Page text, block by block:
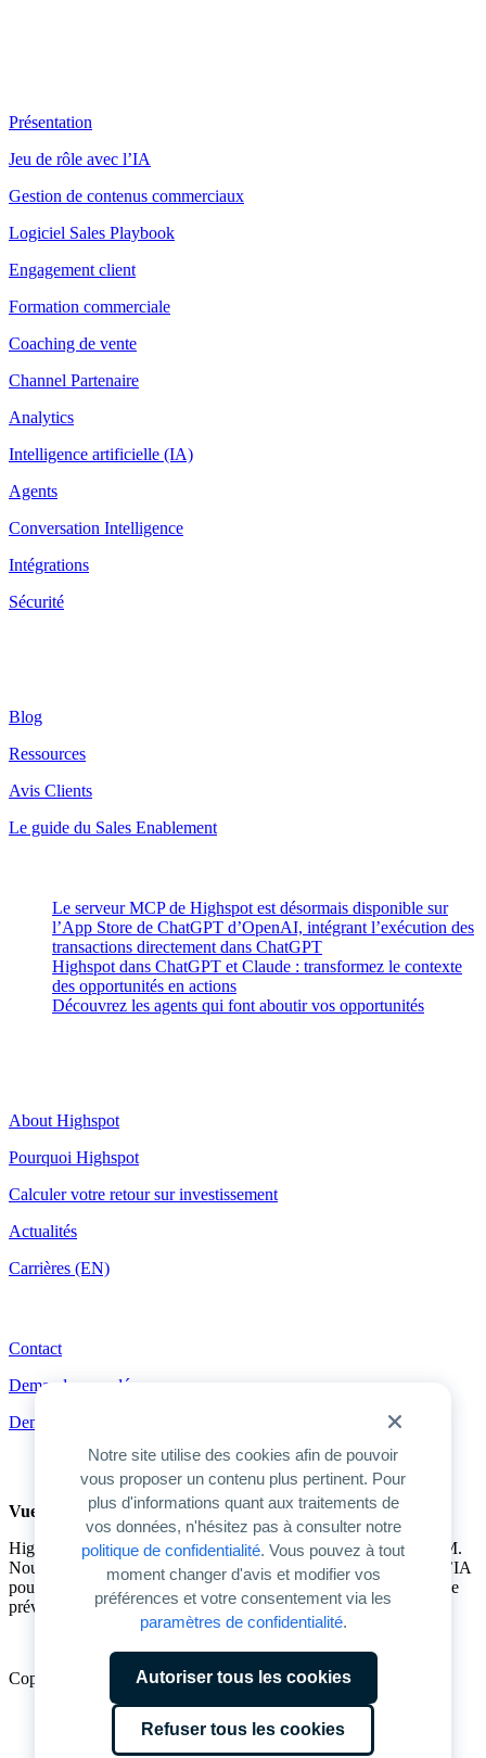
Notre site utilise des cookies afin de pouvoir
vous proposer un contenu plus pertinent. Pour
plus d'informations quant aux traitements de
vos données, n'hésitez pas à consulter notre
politique de confidentialité. Vous pouvez à tout
moment changer d'avis et modifier vos
préférences et votre consentement via les
paramètres de confidentialité.
Autoriser tous les cookies
Refuser tous les cookies
Présentation
Jeu de rôle avec l’IA
Gestion de contenus commerciaux
Logiciel Sales Playbook
Engagement client
Formation commerciale
Coaching de vente
Channel Partenaire
Analytics
Intelligence artificielle (IA)
Agents
Conversation Intelligence
Intégrations
Sécurité
Blog
Ressources
Avis Clients
Le guide du Sales Enablement
Le serveur MCP de Highspot est désormais disponible sur
l’App Store de ChatGPT d’OpenAI, intégrant l’exécution des
transactions directement dans ChatGPT
Highspot dans ChatGPT et Claude : transformez le contexte
des opportunités en actions
Découvrez les agents qui font aboutir vos opportunités
About Highspot
Pourquoi Highspot
Calculer votre retour sur investissement
Actualités
Carrières (EN)
Contact
Demander une démo
Demander les tarifs
Vue d’ensemble du produit
Highspot est la seule plateforme unifiée pour l’activation de GTM.
Nous permettons aux entreprises d’exploiter tout le potentiel de l’IA
pour améliorer la productivité de GTM et favoriser une croissance
prévisible.
Copyright © 2026 Highspot
Modalités (EN)
Confidentialité (EN)
Confidentialité